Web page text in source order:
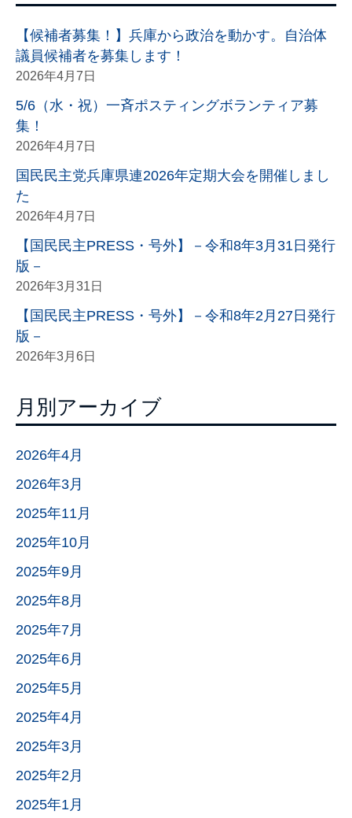
【候補者募集！】兵庫から政治を動かす。自治体
議員候補者を募集します！
2026年4月7日
5/6（水・祝）一斉ポスティングボランティア募
集！
2026年4月7日
国民民主党兵庫県連2026年定期大会を開催しまし
た
2026年4月7日
【国民民主PRESS・号外】－令和8年3月31日発行
版－
2026年3月31日
【国民民主PRESS・号外】－令和8年2月27日発行
版－
2026年3月6日
月別アーカイブ
2026年4月
2026年3月
2025年11月
2025年10月
2025年9月
2025年8月
2025年7月
2025年6月
2025年5月
2025年4月
2025年3月
2025年2月
2025年1月